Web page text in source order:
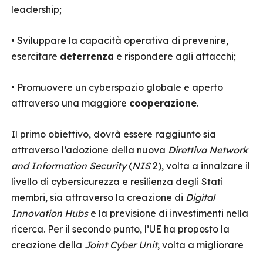
leadership;
• Sviluppare la capacità operativa di prevenire,
esercitare deterrenza e rispondere agli attacchi;
• Promuovere un cyberspazio globale e aperto
attraverso una maggiore cooperazione.
Il primo obiettivo, dovrà essere raggiunto sia
attraverso l’adozione della nuova Direttiva Network
and Information Security(NIS2), volta a innalzare il
livello di cybersicurezza e resilienza degli Stati
membri, sia attraverso la creazione di Digital
Innovation Hubse la previsione di investimenti nella
ricerca. Per il secondo punto, l’UE ha proposto la
creazione della Joint Cyber Unit, volta a migliorare